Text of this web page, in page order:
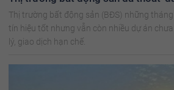
Thị trường bất động sản (BĐS) những
tín hiệu tốt nhưng vẫn còn nhiều dự án
lý, giao dịch hạn chế.